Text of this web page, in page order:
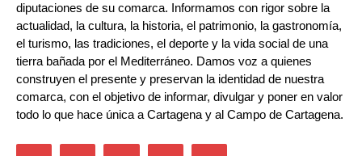
diputaciones de su comarca. Informamos con rigor sobre la
actualidad, la cultura, la historia, el patrimonio, la gastronomía,
el turismo, las tradiciones, el deporte y la vida social de una
tierra bañada por el Mediterráneo. Damos voz a quienes
construyen el presente y preservan la identidad de nuestra
comarca, con el objetivo de informar, divulgar y poner en valor
todo lo que hace única a Cartagena y al Campo de Cartagena.